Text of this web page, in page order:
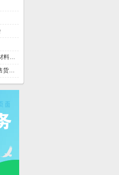
CIPPME 2019上海国际包装制品与材料展览会
2019第七届中国（广州）国际自助售货机展